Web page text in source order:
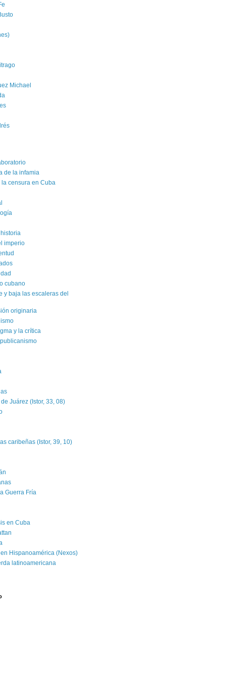
Michael
de la infamia
censura en Cuba
imperio
cubano
y baja las escaleras del
originaria
y la crítica
Juárez (Istor, 33, 08)
caribeñas (Istor, 39, 10)
Guerra Fría
en Cuba
Hispanoamérica (Nexos)
latinoamericana